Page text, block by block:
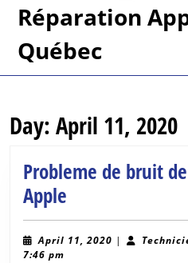
Réparation
Québec
Day: April 11, 2020
Probleme de bruit
Apple
de
bruit
April 11, 2020 April
|
7:46 pm